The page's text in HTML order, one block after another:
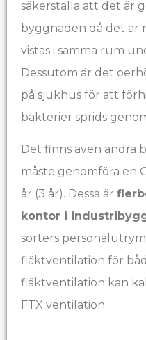
säkerställa att det är
byggnaden då det är
vistas i samma rum
Dessutom är det
på sjukhus för att
bakterier sprids
Det finns även andra
måste genomföra en
år (3 år). Dessa är
kontor i
sorters
fläktventilation för
fläktventilation kan
FTX ventilation.